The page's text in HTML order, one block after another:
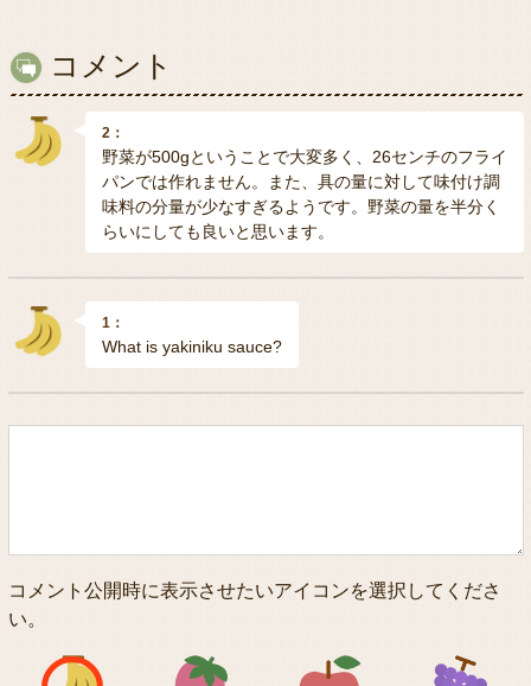
コメント
2：
野菜が500gということで大変多く、26センチのフライ
パンでは作れません。また、具の量に対して味付け調
味料の分量が少なすぎるようです。野菜の量を半分く
らいにしても良いと思います。
1：
What is yakiniku sauce?
コメント公開時に表示させたいアイコンを選択してくださ
い。
アイコン1 アイコン2 アイコン3